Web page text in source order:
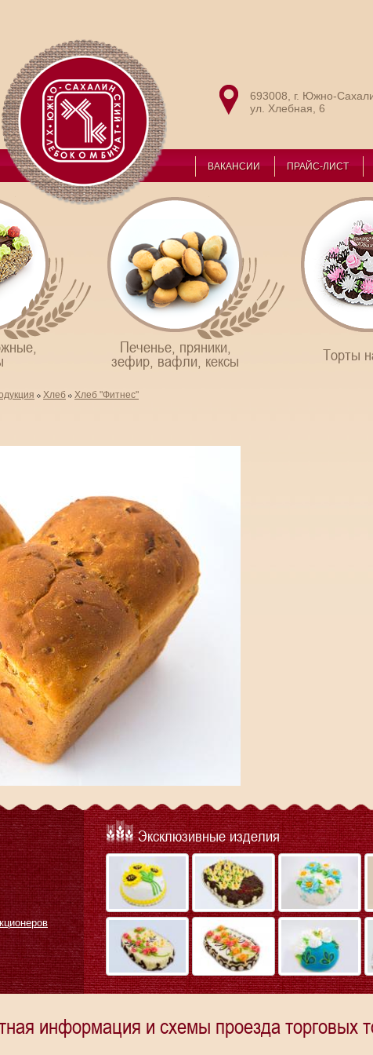
693008, г. Южно-
ул. Хлебная, 6
ВАКАНСИИ ПРАЙС-ЛИСТ
Печенье, пряники,
зефир, вафли, кексы Торты
Хлеб Хлеб "Фитнес"
Эксклюзивные изделия
информация и схемы проезда торговых